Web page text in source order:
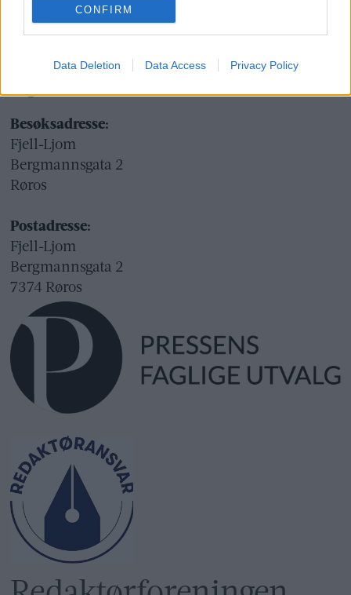
CONFIRM
Data Deletion Data Access Privacy Policy
abonnement@fjell-ljom.no
Fjell-Ljom AS
Org.nr.: 945 225 742
Besøksadresse:
Fjell-Ljom
Bergmannsgata 2
Røros
Postadresse:
Fjell-Ljom
Bergmannsgata 2
7374 Røros